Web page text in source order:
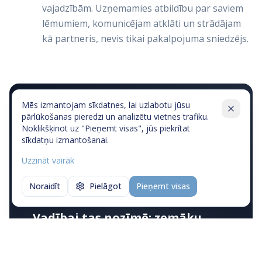
vajadzībām. Uzņemamies atbildību par saviem
lēmumiem, komunicējam atklāti un strādājam
kā partneris, nevis tikai pakalpojuma sniedzējs.
Mūsu darbs balstās uz skaidru biznesa
mērķu izpratni, pārdomātu
tehnoloģiju izvēli un disciplinētu
izpildes procesu — no idejas tehniskās
validācijas un POC līdz stabilai,
mērogojamai sistēmai ražošanas vidē.
Vadībai tas nozīmē: zemāku
Mēs izmantojam sīkdatnes, lai uzlabotu jūsu
pārlūkošanas pieredzi un analizētu vietnes trafiku.
Noklikšķinot uz "Pieņemt visas", jūs piekrītat
sīkdatņu izmantošanai.
Uzzināt vairāk
Noraidīt Pielāgot Pieņemt visas